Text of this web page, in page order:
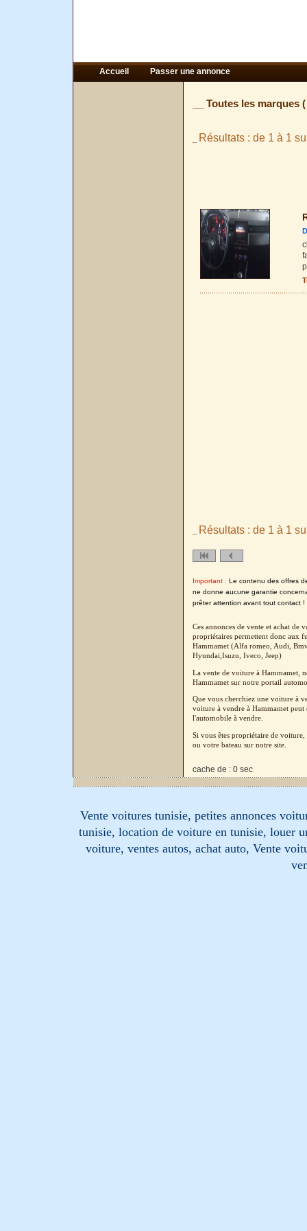
Accueil Passer une annonce
__ Toutes les marques
Résultats : de 1 à 1
Résultats : de 1 à 1
Important : Le contenu des offres
ne donne aucune garantie
prêter attention avant tout contact !
Ces annonces de vente et achat de
propriétaires permettent donc aux
Hammamet (Alfa romeo, Audi,
Hyundai,Isuzu, Iveco, Jeep)
La vente de voiture à Hammamet,
Hammamet sur notre portail
Que vous cherchiez une voiture à
voiture à vendre à Hammamet
l'automobile à vendre.
Si vous êtes propriétaire de
ou votre bateau sur notre site.
cache de : 0 sec
Vente voitures tunisie, petites annonces
tunisie, location de voiture en tunisie, louer
voiture, ventes autos, achat auto, Vente